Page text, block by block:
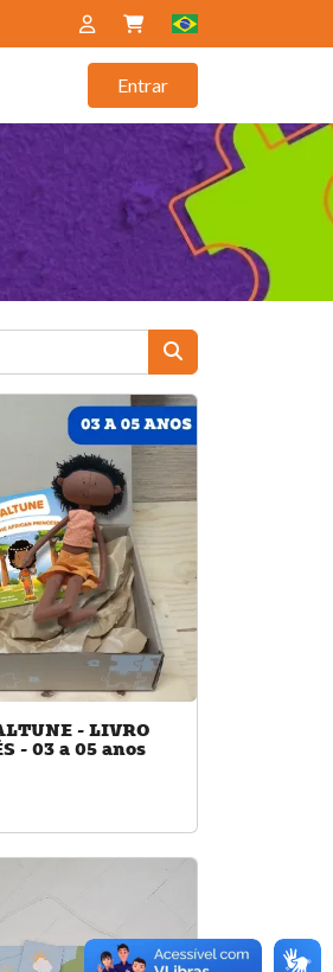
Entrar
- LIVRO
- 03 a 05 anos